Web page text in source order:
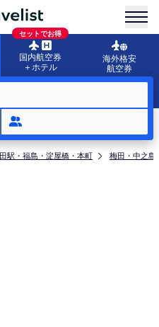
セットでお得
国内航空券
＋ホテル
海外格安
航空券
駅・福島・淀屋橋・本町 梅田・中之島